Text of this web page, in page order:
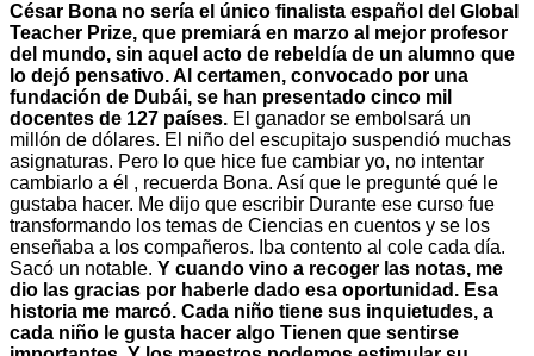
César Bona no sería el único finalista español del Global
Teacher Prize, que premiará en marzo al mejor profesor
del mundo, sin aquel acto de rebeldía de un alumno que
lo dejó pensativo. Al certamen, convocado por una
fundación de Dubái, se han presentado cinco mil
docentes de 127 países. El ganador se embolsará un
millón de dólares. El niño del escupitajo suspendió muchas
asignaturas. Pero lo que hice fue cambiar yo, no intentar
cambiarlo a él , recuerda Bona. Así que le pregunté qué le
gustaba hacer. Me dijo que escribir Durante ese curso fue
transformando los temas de Ciencias en cuentos y se los
enseñaba a los compañeros. Iba contento al cole cada día.
Sacó un notable. Y cuando vino a recoger las notas, me
dio las gracias por haberle dado esa oportunidad. Esa
historia me marcó. Cada niño tiene sus inquietudes, a
cada niño le gusta hacer algo Tienen que sentirse